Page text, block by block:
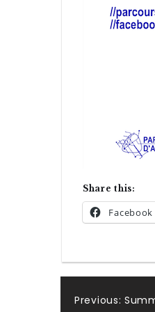
Share this:
Facebook
Previous: